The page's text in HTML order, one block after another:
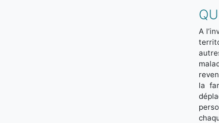
A
la